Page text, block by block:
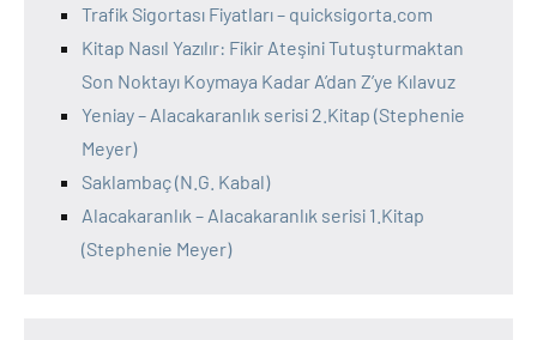
Trafik Sigortası Fiyatları – quicksigorta.com
Kitap Nasıl Yazılır: Fikir Ateşini Tutuşturmaktan
Son Noktayı Koymaya Kadar A’dan Z’ye Kılavuz
Yeniay – Alacakaranlık serisi 2.Kitap (Stephenie
Meyer)
Saklambaç (N.G. Kabal)
Alacakaranlık – Alacakaranlık serisi 1.Kitap
(Stephenie Meyer)